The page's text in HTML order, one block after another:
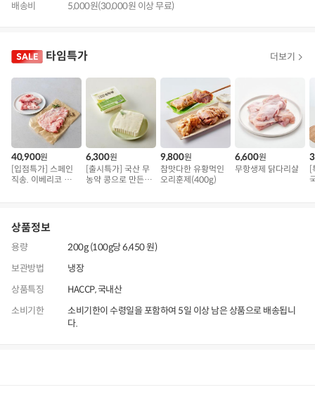
배송비
5,000원(30,000원 이상 무료)
타임특가 더보기
40,900원
[입점특가] 스페인
직송. 이베리코 삼
6,300원
[출시특가] 국산 무
농약 콩으로 만든
9,800원
참맛다한 유황먹인
오리훈제(400g)
6,600원
무항생제 닭다리살
[
상품정보
용량
200g (100g당 6,450 원)
보관방법
냉장
상품특징
HACCP, 국내산
소비기한
소비기한이 수령일을 포함하여 5일 이상 남은 상품으로 배송됩니
다.